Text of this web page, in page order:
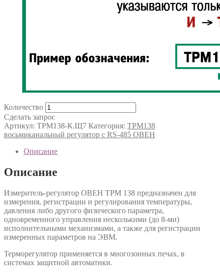
Количество
Сделать запрос
Артикул: ТРМ138-К.Щ7 Категория: ТРМ138
восьмиканальный регулятор с RS-485 ОВЕН
Описание
Описание
Измеритель-регулятор ОВЕН ТРМ 138 предназначен для
измерения, регистрации и регулирования температуры,
давления либо другого физического параметра,
одновременного управления несколькими (до 8-ми)
исполнительными механизмами, а также для регистрации
измеренных параметров на ЭВМ.
Терморегулятор применяется в многозонных печах, в
системах защитной автоматики.